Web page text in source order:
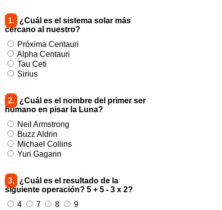
1.
¿Cuál es el sistema solar más
cercano al nuestro?
Próxima Centauri
Alpha Centauri
Tau Ceti
Sirius
2.
¿Cuál es el nombre del primer ser
humano en pisar la Luna?
Neil Armstrong
Buzz Aldrin
Michael Collins
Yuri Gagarin
3.
¿Cuál es el resultado de la
siguiente operación? 5 + 5 - 3 x 2?
4
7 8 9